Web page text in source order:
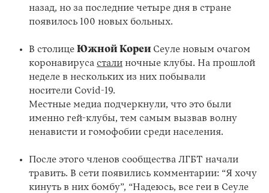
назад, но за последние четыре дня в стране
появилось 100 новых больных.
В столице Южной Кореи Сеуле новым очагом
коронавируса стали ночные клубы. На прошлой
неделе в нескольких из них побывали
носители Covid-19.
Местные медиа подчеркнули, что это были
именно гей-клубы, тем самым вызвав волну
ненависти и гомофобии среди населения.
После этого членов сообщества ЛГБТ начали
травить. В сети появились комментарии: “Я хочу
кинуть в них бомбу”, “Надеюсь, все геи в Сеуле